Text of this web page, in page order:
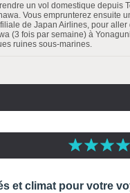
un vol domestique depuis
Vous emprunterez ensuite
de Japan Airlines, pour
(3 fois par semaine) à
ruines sous-marines.
et climat pour votre